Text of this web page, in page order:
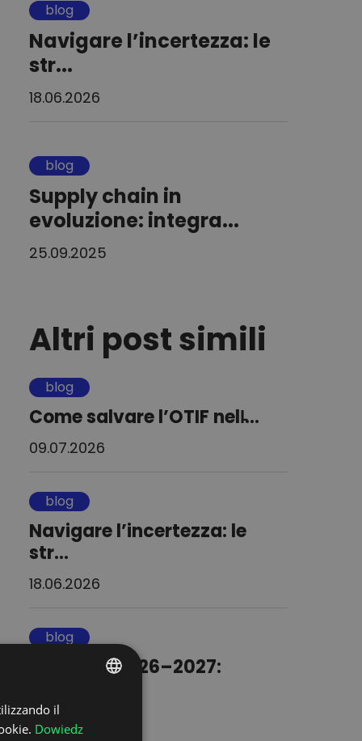
blog
Navigare l’incertezza: le
str...
18.06.2026
blog
Supply chain in
evoluzione: integra...
25.09.2025
Altri post simili
blog
Come salvare l’OTIF nell̵...
09.07.2026
blog
Navigare l’incertezza: le
str...
18.06.2026
blog
Logistica 2026–2027:
24.03.2026
ENGLISH
il
Dowiedz